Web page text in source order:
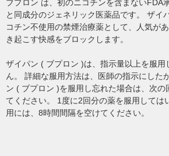
ブプロン は、初のニコチンを含まないFDA
と同成分のジェネリック医薬品です。 ザイ
コチン不使用の禁煙治療薬として、人気が
き起こす快感をブロックします。
ザイパン ( ブプロン )は、指示量以上を服用
ん。 詳細な服用方法は、医師の指示にした
ン ( ブプロン )を服用し忘れた場合は、次の
てください。 1度に2回分の薬を服用しては
用には、8時間間隔を空けてください。